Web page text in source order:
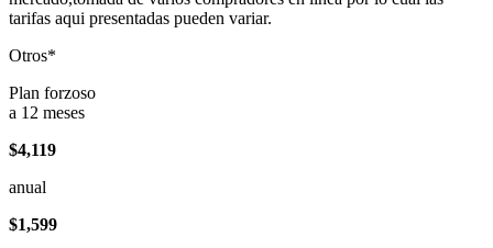
tarifas aqui presentadas pueden variar.
Otros*
Plan forzoso
a 12 meses
$4,119
anual
$1,599